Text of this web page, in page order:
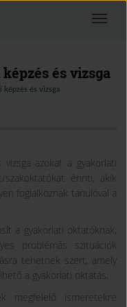
Toggle
és vizsga
és vizsga
azokat a gyakorlati
szakoktatókat érinti, akik
foglalkoznak tanulóval a
a gyakorlati oktatóknak,
problémás szituációk
tehetnek szert, amely
a gyakorlati oktatás.
megfelelő ismeretekre